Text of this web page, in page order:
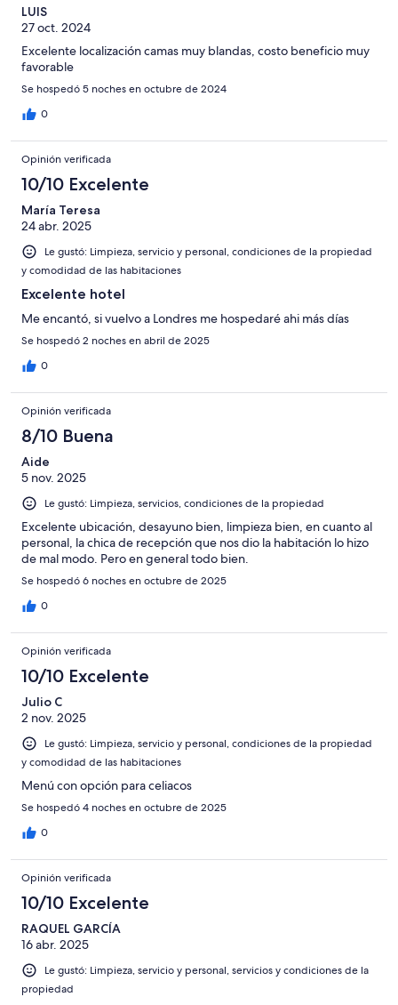
LUIS
27 oct. 2024
Excelente localización camas muy blandas, costo beneficio muy
favorable
Se hospedó 5 noches en octubre de 2024
0
Opinión verificada
10/10 Excelente
María Teresa
24 abr. 2025
Le gustó: Limpieza, servicio y personal, condiciones de la propiedad
y comodidad de las habitaciones
Excelente hotel
Me encantó, si vuelvo a Londres me hospedaré ahi más días
Se hospedó 2 noches en abril de 2025
0
Opinión verificada
8/10 Buena
Aide
5 nov. 2025
Le gustó: Limpieza, servicios, condiciones de la propiedad
Excelente ubicación, desayuno bien, limpieza bien, en cuanto al
personal, la chica de recepción que nos dio la habitación lo hizo
de mal modo. Pero en general todo bien.
Se hospedó 6 noches en octubre de 2025
0
Opinión verificada
10/10 Excelente
Julio C
2 nov. 2025
Le gustó: Limpieza, servicio y personal, condiciones de la propiedad
y comodidad de las habitaciones
Menú con opción para celiacos
Se hospedó 4 noches en octubre de 2025
0
Opinión verificada
10/10 Excelente
RAQUEL GARCÍA
16 abr. 2025
Le gustó: Limpieza, servicio y personal, servicios y condiciones de la
propiedad